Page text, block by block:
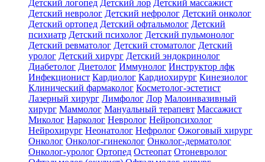
Детский логопед Детский лор Детский массажист
Детский невролог Детский нефролог Детский онколог
Детский ортопед Детский офтальмолог Детский
психиатр Детский психолог Детский пульмонолог
Детский ревматолог Детский стоматолог Детский
уролог Детский хирург Детский эндокринолог
Диабетолог Диетолог Иммунолог Инструктор лфк
Инфекционист Кардиолог Кардиохирург Кинезиолог
Клинический фармаколог Косметолог-эстетист
Лазерный хирург Лимфолог Лор Малоинвазивный
хирург Маммолог Мануальный терапевт Массажист
Миколог Нарколог Невролог Нейропсихолог
Нейрохирург Неонатолог Нефролог Ожоговый хирург
Онколог Онколог-гинеколог Онколог-дерматолог
Онколог-уролог Ортопед Остеопат Отоневролог